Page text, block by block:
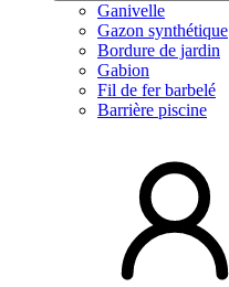
Ganivelle
Gazon synthétique
Bordure de jardin
Gabion
Fil de fer barbelé
Barrière piscine